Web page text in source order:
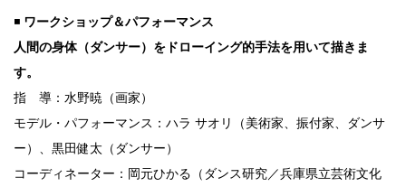
◾️ ワークショップ＆パフォーマンス
人間の身体（ダンサー）をドローイング的手法を用いて描きま
す。
指 導：水野暁（画家）
モデル・パフォーマンス：ハラ サオリ（美術家、振付家、ダンサ
ー）、黒田健太（ダンサー）
コーディネーター：岡元ひかる（ダンス研究／兵庫県立芸術文化